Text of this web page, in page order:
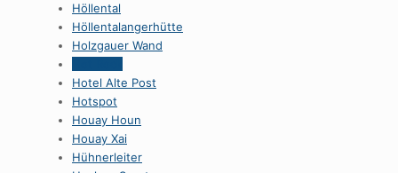
Höllental
Höllentalangerhütte
Holzgauer Wand
Hotel Alte Post
Hotspot
Houay Houn
Houay Xai
Hühnerleiter